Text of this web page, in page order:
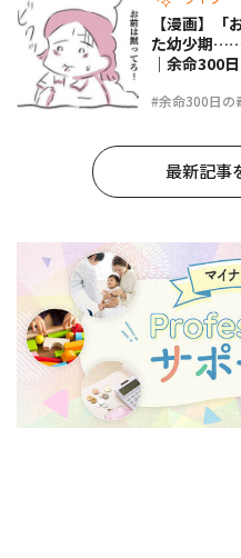
#余命300日の
【漫画】
た幼少期……
｜余命300
最新記事